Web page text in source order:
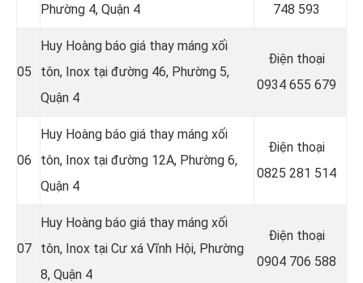
Phường 4, Quận 4
748 593
05
Huy Hoàng báo giá thay máng xối
tôn, Inox tại đường 46, Phường 5,
Quận 4
Điện thoại
0934 655 679
06
Huy Hoàng báo giá thay máng xối
tôn, Inox tại đường 12A, Phường 6,
Quận 4
Điện thoại
0825 281 514
07
Huy Hoàng báo giá thay máng xối
tôn, Inox tại Cư xá Vĩnh Hội, Phường
8, Quận 4
Điện thoại
0904 706 588